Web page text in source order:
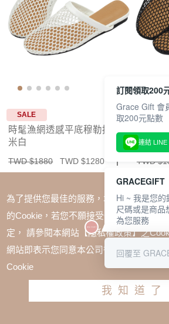
SALE
時髦漁網透感平底穆勒拖鞋
米白
TWD $1880 TWD $1280
SALE
黑
TWD
為了提供您最佳的服務，本網站會在您的
的Cookie，若您不願接受Cookie時應如何
定， 請參閱本網站【隱私權政策】之
網站即表示您同意本公司得按本網站使用
Cookie
我知道了
訂閱領取200
Grace Gift
取200元點數
連結 LINE
GRACEGIFT
Hi ~ 我是您
尺碼或是商品
為您服務
回覆至